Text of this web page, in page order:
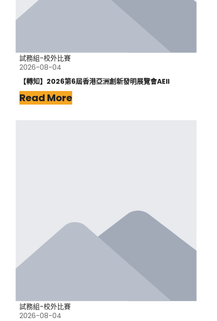
試務組-校外比賽
2026-08-04
【轉知】2026第6屆香港亞洲創新發明展覽會AEII
Read More
試務組-校外比賽
2026-08-04